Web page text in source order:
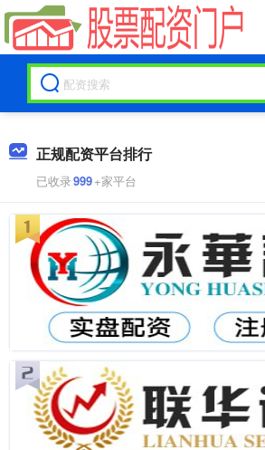
正规配资平台排行
已收录999+家平台